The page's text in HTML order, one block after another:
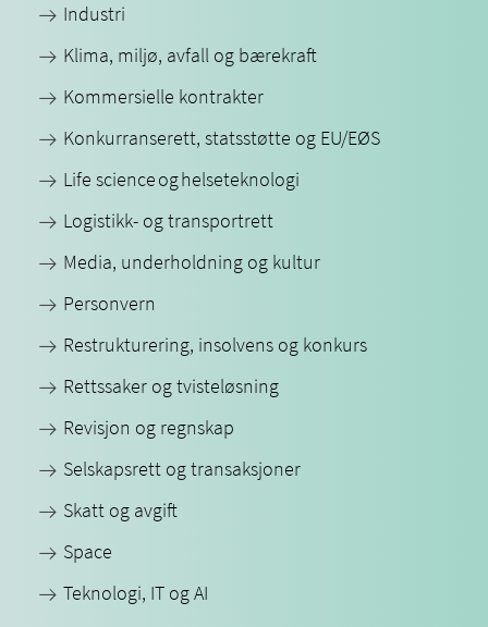
Industri
Klima, miljø, avfall og bærekraft
Kommersielle kontrakter
Konkurranserett, statsstøtte og EU/EØS
Life science og helseteknologi
Logistikk- og transportrett
Media, underholdning og kultur
Personvern
Restrukturering, insolvens og konkurs
Rettssaker og tvisteløsning
Revisjon og regnskap
Selskapsrett og transaksjoner
Skatt og avgift
Space
Teknologi, IT og AI